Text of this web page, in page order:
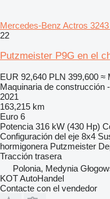
Mercedes-Benz Actros
22
Putzmeister P9G en el
EUR 92,640 PLN 399,600 ≈
Maquinaria de construcción
2021
163,215 km
Euro 6
Potencia 316 kW (430 Hp)
Configuración del eje 8x4
hormigonera Putzmeister
Tracción trasera
Polonia, Medynia
KOT AutoHandel
Contacte con el vendedor